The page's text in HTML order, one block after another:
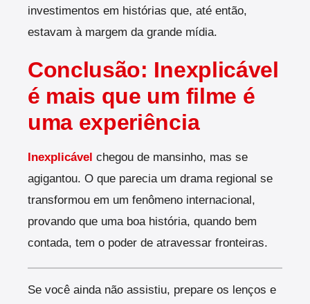
investimentos em histórias que, até então,
estavam à margem da grande mídia.
Conclusão: Inexplicável
é mais que um filme é
uma experiência
Inexplicável chegou de mansinho, mas se
agigantou. O que parecia um drama regional se
transformou em um fenômeno internacional,
provando que uma boa história, quando bem
contada, tem o poder de atravessar fronteiras.
Se você ainda não assistiu, prepare os lenços e